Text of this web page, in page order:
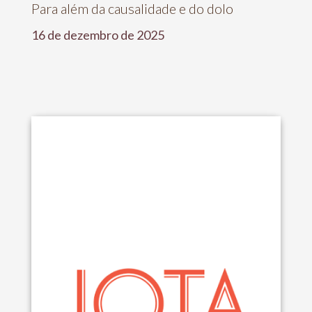
Para além da causalidade e do dolo
16 de dezembro de 2025